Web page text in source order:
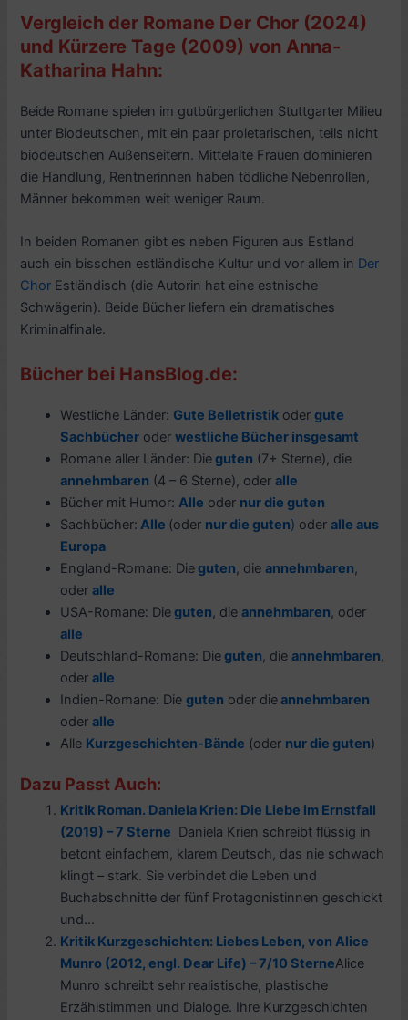
Vergleich der Romane Der Chor (2024)
und Kürzere Tage (2009) von Anna-
Katharina Hahn:
Beide Romane spielen im gutbürgerlichen Stuttgarter Milieu
unter Biodeutschen, mit ein paar proletarischen, teils nicht
biodeutschen Außenseitern. Mittelalte Frauen dominieren
die Handlung, Rentnerinnen haben tödliche Nebenrollen,
Männer bekommen weit weniger Raum.
In beiden Romanen gibt es neben Figuren aus Estland
auch ein bisschen estländische Kultur und vor allem in Der
Chor Estländisch (die Autorin hat eine estnische
Schwägerin). Beide Bücher liefern ein dramatisches
Kriminalfinale.
Bücher bei HansBlog.de:
Westliche Länder: Gute Belletristik odergute
Sachbücher oderwestliche Bücher insgesamt
Romane aller Länder: Dieguten (7+ Sterne), die
annehmbaren (4 – 6 Sterne), oderalle
Bücher mit Humor: Alle oder nur die guten
Sachbücher: Alle (oder nur die guten) oderalle aus
Europa
England-Romane: Dieguten, dieannehmbaren,
oderalle
USA-Romane: Dieguten, dieannehmbaren, oder
alle
Deutschland-Romane: Dieguten, dieannehmbaren,
oderalle
Indien-Romane: Dieguten oder dieannehmbaren
oderalle
Alle Kurzgeschichten-Bände (oder nur die guten)
Dazu Passt Auch:
Kritik Roman. Daniela Krien: Die Liebe im Ernstfall
(2019) – 7 Sterne Daniela Krien schreibt flüssig in
betont einfachem, klarem Deutsch, das nie schwach
klingt – stark. Sie verbindet die Leben und
Buchabschnitte der fünf Protagonistinnen geschickt
und...
Kritik Kurzgeschichten: Liebes Leben, von Alice
Munro (2012, engl. Dear Life) – 7/10 SterneAlice
Munro schreibt sehr realistische, plastische
Erzählstimmen und Dialoge. Ihre Kurzgeschichten